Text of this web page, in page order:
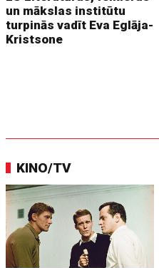
un mākslas institūtu
turpinās vadīt Eva Eglāja-
Kristsone
KINO/TV